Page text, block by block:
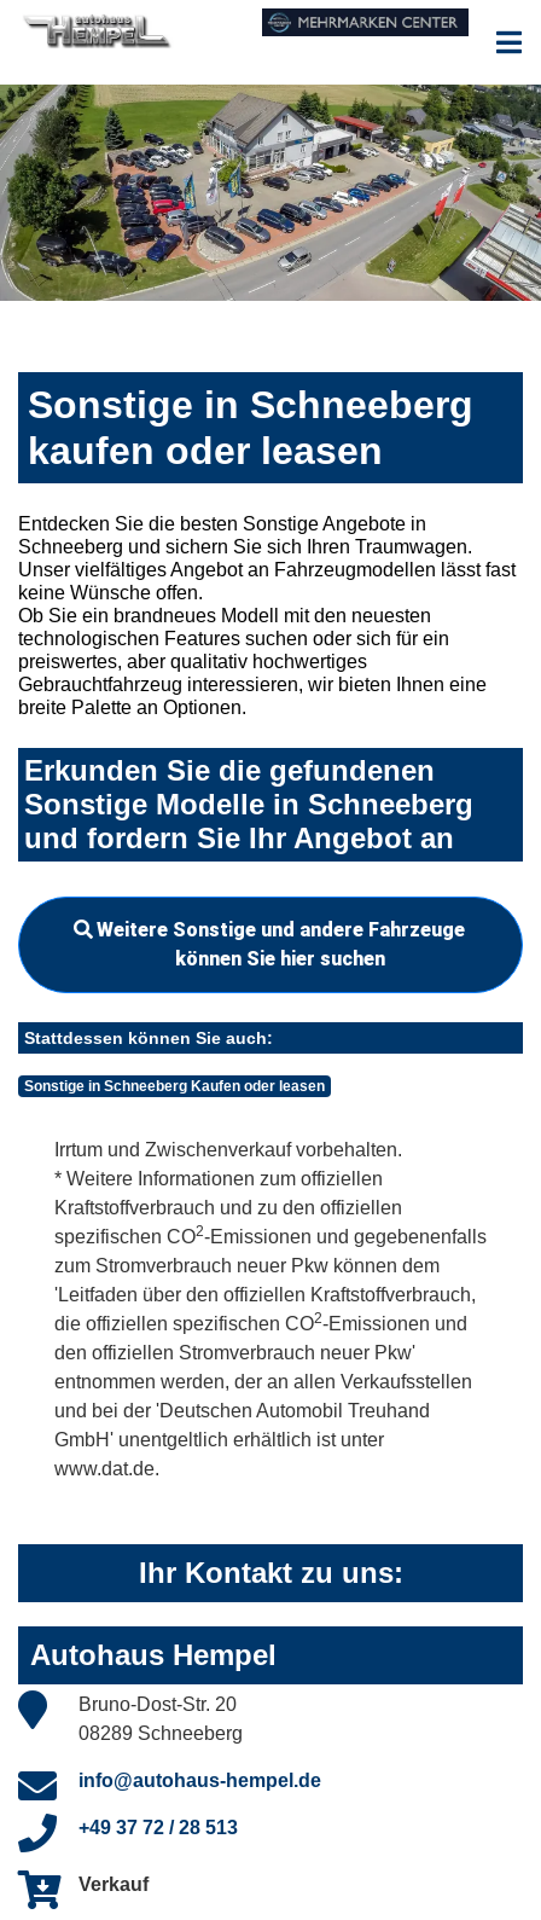
Sonstige in Schneeberg
kaufen oder leasen
Entdecken Sie die besten Sonstige Angebote in
Schneeberg und sichern Sie sich Ihren Traumwagen.
Unser vielfältiges Angebot an Fahrzeugmodellen lässt fast
keine Wünsche offen.
Ob Sie ein brandneues Modell mit den neuesten
technologischen Features suchen oder sich für ein
preiswertes, aber qualitativ hochwertiges
Gebrauchtfahrzeug interessieren, wir bieten Ihnen eine
breite Palette an Optionen.
Erkunden Sie die gefundenen
Sonstige Modelle in Schneeberg
und fordern Sie Ihr Angebot an
Weitere Sonstige und andere Fahrzeuge
können Sie hier suchen
Stattdessen können Sie auch:
Sonstige in Schneeberg Kaufen oder leasen
Irrtum und Zwischenverkauf vorbehalten.
* Weitere Informationen zum offiziellen
Kraftstoffverbrauch und zu den offiziellen
spezifischen CO2-Emissionen und gegebenenfalls
zum Stromverbrauch neuer Pkw können dem
'Leitfaden über den offiziellen Kraftstoffverbrauch,
die offiziellen spezifischen CO2-Emissionen und
den offiziellen Stromverbrauch neuer Pkw'
entnommen werden, der an allen Verkaufsstellen
und bei der 'Deutschen Automobil Treuhand
GmbH' unentgeltlich erhältlich ist unter
www.dat.de.
Ihr Kontakt zu uns:
Autohaus Hempel
Bruno-Dost-Str. 20
08289 Schneeberg
info@autohaus-hempel.de
+49 37 72 / 28 513
Verkauf